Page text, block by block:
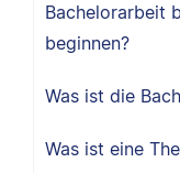
Bachelorarbeit
beginnen?
Was ist die
Was ist eine